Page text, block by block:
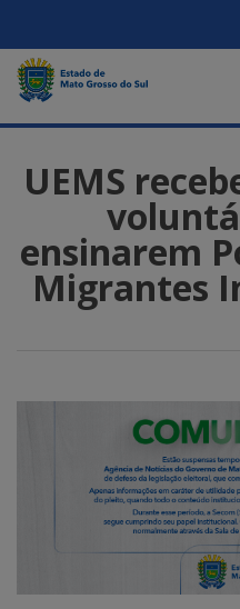
UEMS
ensinarem
Migrantes